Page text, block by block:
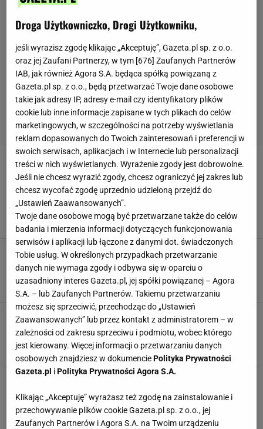
JAK CZYTAĆ ETYKIETY
Bosacka pokazała skład drogiej szynki. Włos
jeży się na głowie. "Byli w szoku"
ETYKIETY JAK CZYTAĆ ETYKIETY KATARZYNA BOSACKA
Ekspertka wskazuje pułapki na etykietach. "Te
słowa nic nie znaczą. To marketingowe
sztuczki"
CZYTAMY ETYKIETY JAK CZYTAĆ ETYKIETY JEDZENIE
Katarzyna Bosacka znów alarmuje. Chodzi o
sztuczki producentów lodów. Ten składnik
lepiej omijaj z daleka
ETYKIETY JAK CZYTAĆ ETYKIETY KATARZYNA BOSACKA
Których substancji unikać, a które tylko
strasznie wyglądają? Wyjaśniamy
ETYKIETY JAK CZYTAĆ ETYKIETY SKŁADNIKI
Droga Użytkowniczko, Drogi Użytkowniku,
jeśli wyrazisz zgodę klikając „Akceptuję”, Gazeta.pl sp. z o.o.
oraz jej Zaufani Partnerzy, w tym [676] Zaufanych Partnerów
IAB, jak również Agora S.A. będąca spółką powiązaną z
Gazeta.pl sp. z o.o., będą przetwarzać Twoje dane osobowe
takie jak adresy IP, adresy e-mail czy identyfikatory plików
cookie lub inne informacje zapisane w tych plikach do celów
marketingowych, w szczególności na potrzeby wyświetlania
reklam dopasowanych do Twoich zainteresowań i preferencji w
swoich serwisach, aplikacjach i w Internecie lub personalizacji
treści w nich wyświetlanych. Wyrażenie zgody jest dobrowolne.
Jeśli nie chcesz wyrazić zgody, chcesz ograniczyć jej zakres lub
chcesz wycofać zgodę uprzednio udzieloną przejdź do
„Ustawień Zaawansowanych”.
Twoje dane osobowe mogą być przetwarzane także do celów
badania i mierzenia informacji dotyczących funkcjonowania
serwisów i aplikacji lub łączone z danymi dot. świadczonych
Tobie usług. W określonych przypadkach przetwarzanie
danych nie wymaga zgody i odbywa się w oparciu o
uzasadniony interes Gazeta.pl, jej spółki powiązanej – Agora
S.A. – lub Zaufanych Partnerów. Takiemu przetwarzaniu
możesz się sprzeciwić, przechodząc do „Ustawień
Zaawansowanych” lub przez kontakt z administratorem – w
zależności od zakresu sprzeciwu i podmiotu, wobec którego
jest kierowany. Więcej informacji o przetwarzaniu danych
osobowych znajdziesz w dokumenciePolityka Prywatności
Gazeta.pl iPolityka Prywatności Agora S.A.
Klikając „Akceptuję” wyrażasz też zgodę na zainstalowanie i
przechowywanie plików cookie Gazeta.pl sp. z o.o., jej
Zaufanych Partnerów i Agora S.A. na Twoim urządzeniu